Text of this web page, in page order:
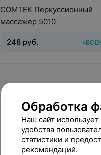
COMTEK Перкуссионный
массажер 5010
248 руб.
Обработка
Наш сайт
удобства
статистики и
рекомендаций.